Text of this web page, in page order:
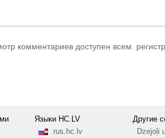
комментариев доступен всем.
Языки HC.LV
rus.hc.lv
Другие
Dzejoļi